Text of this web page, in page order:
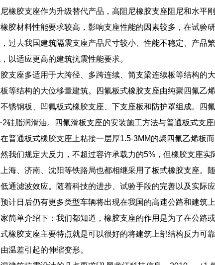
橡胶支座作为升级替代产品，高阻尼橡胶支座阻尼和水平
胶材料性能要求较高，影响支座性能的因素较多，在试验
过去我国建筑隔震支座产品尺寸较小、性能不稳定、产品
以适应更高的建筑抗震性能要求。
支座多适用于大跨径、多跨连续、简支梁连续板等结构的
等结构的大位移量建筑。四氟板式橡胶支座由纯聚四氟乙
锈钢板、凹氟板式橡胶支座、下支座板和防护罩组成。四
硅脂润滑油。四氟滑板支座的安装施工方法与普通板式支
普通板式橡胶支座上粘接一层厚1.5-3MM的聚四氟乙烯板
我们规定大反力，不超过容许承载力的5%，但橡胶支座
海、济南、沈阳等铁路局也都相继采用了板式橡胶支座。
通滤波效应。随着科技的进步、试验手段的完善以及实际
计日后仍有更多类型车辆将出现在我国的高速公路和建筑上
简单介绍下：我们都知道，橡胶支座的作用是为了在公路
橡胶支座主要特点就是可以很好的将建筑上部结构反力可
温差引起的伸缩变形。